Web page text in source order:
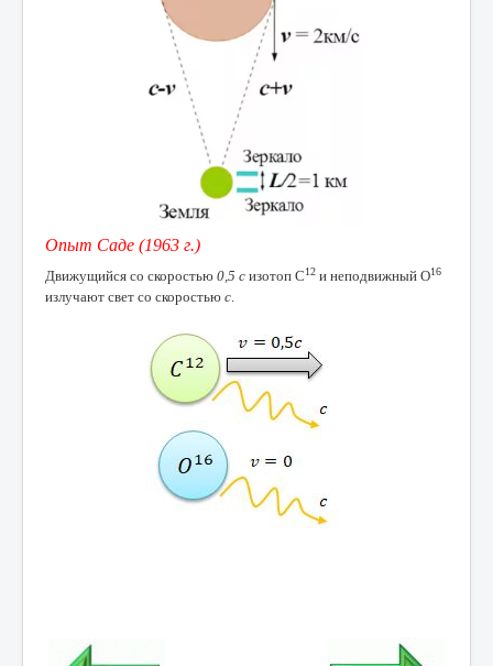
Опыт Саде (1963 г.)
Движущийся со скоростью 0,5 с изотоп С12 и неподвижный О16
излучают свет со скоростью с.